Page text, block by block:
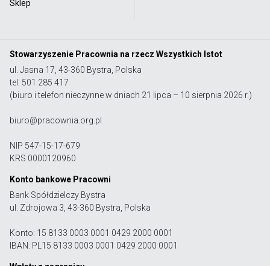
Sklep
Stowarzyszenie Pracownia na rzecz Wszystkich Istot
ul. Jasna 17, 43-360 Bystra, Polska
tel. 501 285 417
(biuro i telefon nieczynne w dniach 21 lipca – 10 sierpnia 2026 r.)
biuro@pracownia.org.pl
NIP 547-15-17-679
KRS 0000120960
Konto bankowe Pracowni
Bank Spółdzielczy Bystra
ul. Zdrojowa 3, 43-360 Bystra, Polska
Konto: 15 8133 0003 0001 0429 2000 0001
IBAN: PL15 8133 0003 0001 0429 2000 0001